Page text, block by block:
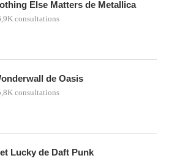
Else Matters de Metallica
consultations
de Oasis
consultations
Lucky de Daft Punk